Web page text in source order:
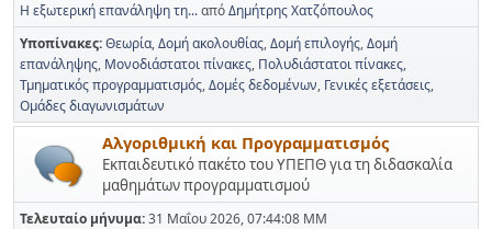
Η εξωτερική επανάληψη τη...απόΔημήτρης Χατζόπουλος
Υποπίνακες Θεωρία Δομή ακολουθίας Δομή επιλογής Δομή
επανάληψης Μονοδιάστατοι πίνακες Πολυδιάστατοι πίνακες
Τμηματικός προγραμματισμός Δομές δεδομένων Γενικές εξετάσεις
Ομάδες διαγωνισμάτων
Αλγοριθμική και Προγραμματισμός
Εκπαιδευτικό πακέτο του ΥΠΕΠΘ για τη διδασκαλία
μαθημάτων προγραμματισμού
Τελευταίο μήνυμα:31 Μαΐου 2026, 07:44:08 ΜΜ